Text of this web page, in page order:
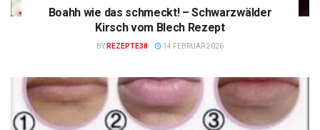
Boahh wie das schmeckt! – Schwarzwälder
Kirsch vom Blech Rezept
BY REZEPTE38 14 FEBRUAR 2026